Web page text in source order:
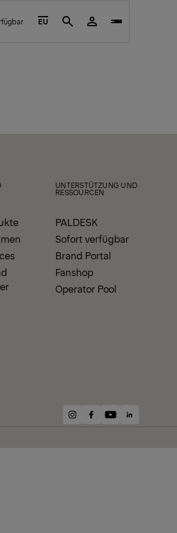
EU Search
UNTERSTÜTZUNG UND
RESSOURCEN
PALDESK
Sofort verfügbar
Brand Portal
Fanshop
Operator Pool
instagram
facebook
youtubelinkedin